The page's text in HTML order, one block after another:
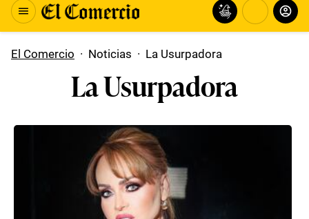
El Comercio · Noticias · La Usurpadora
La Usurpadora